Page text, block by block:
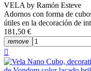
VELA by Ramón Esteve
Adornos con forma de
útiles en la decoración de
181,50 €
remove
